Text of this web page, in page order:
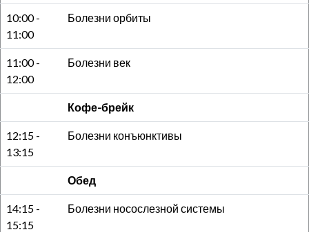
10:00 -
11:00
Болезни орбиты
11:00 -
12:00
Болезни век
Кофе-брейк
12:15 -
13:15
Болезни конъюнктивы
Обед
14:15 -
15:15
Болезни носослезной системы